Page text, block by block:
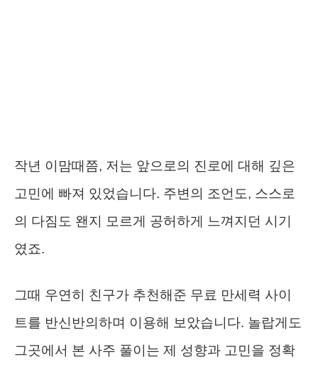
작년 이맘때쯤, 저는 앞으로의 진로에 대해 깊은
고민에 빠져 있었습니다. 주변의 조언도, 스스로
의 다짐도 왠지 모르게 공허하게 느껴지던 시기
였죠.
그때 우연히 친구가 추천해준 무료 만세력 사이
트를 반신반의하며 이용해 보았습니다. 놀랍게도
그곳에서 본 사주 풀이는 제 성향과 고민을 정확